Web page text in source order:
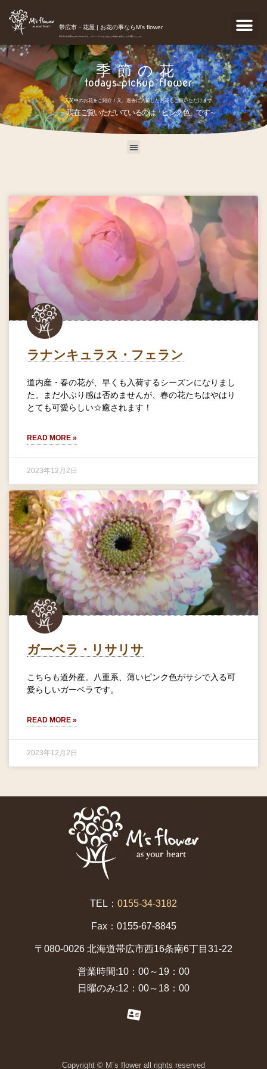
帯広市・花屋 | お花の事ならM's flower
帯広市のお花屋さんM's flowerです。フラワーギフトなどあなたの気持ちを真心こめて宅配いたします。
季節の花
todays pickup flower
入荷中のお花をご紹介！又、過去に入荷したお花もご覧いただけます
～現在ご覧いただいているのは「ピンク色」です～
ラナンキュラス・フェラン
道内産・春の花が、早くも入荷するシーズンになりまし
た。まだ小ぶり感は否めませんが、春の花たちはやはり
とても可愛らしい☆癒されます！
READ MORE »
2023年12月2日
ガーベラ・リサリサ
こちらも道外産。八重系、薄いピンク色がサシで入る可
愛らしいガーベラです。
READ MORE »
2023年12月2日
TEL： 0155-34-3182
Fax：0155-67-8845
〒080-0026 北海道帯広市西16条南6丁目31-22
営業時間:10：00～19：00
日曜のみ:12：00～18：00
Copyright © M´s flower all rights reserved